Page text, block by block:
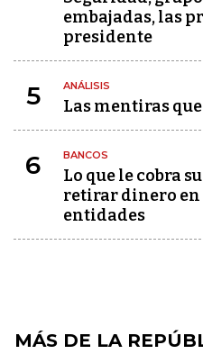
embajadas, las
presidente
5 ANÁLISIS
Las mentiras
6 BANCOS
Lo que le cobra
retirar dinero en
entidades
MÁS DE LA